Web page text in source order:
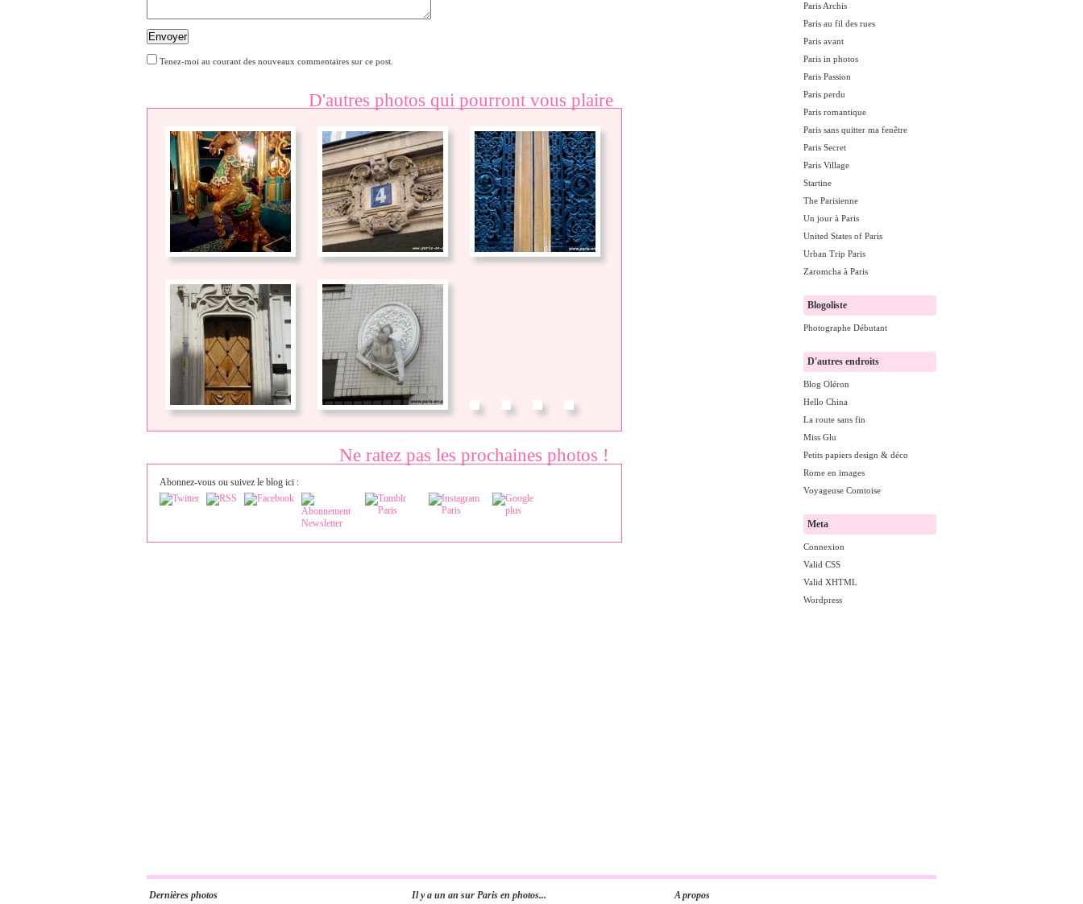
Envoyer
Tenez-moi au courant des nouveaux commentaires sur ce post.
D'autres photos qui pourront vous plaire
Ne ratez pas les prochaines photos !
Abonnez-vous ou suivez le blog ici :
Paris Archis
Paris au fil des rues
Paris avant
Paris in photos
Paris Passion
Paris perdu
Paris romantique
Paris sans quitter ma fenêtre
Paris Secret
Paris Village
Startine
The Parisienne
Un jour à Paris
United States of Paris
Urban Trip Paris
Zaromcha à Paris
Blogoliste
Photographe Débutant
D'autres endroits
Blog Oléron
Hello China
La route sans fin
Miss Glu
Petits papiers design & déco
Rome en images
Voyageuse Comtoise
Meta
Connexion
Valid CSS
Valid XHTML
Wordpress
Dernières photos Il y a un an sur Paris en photos... A propos